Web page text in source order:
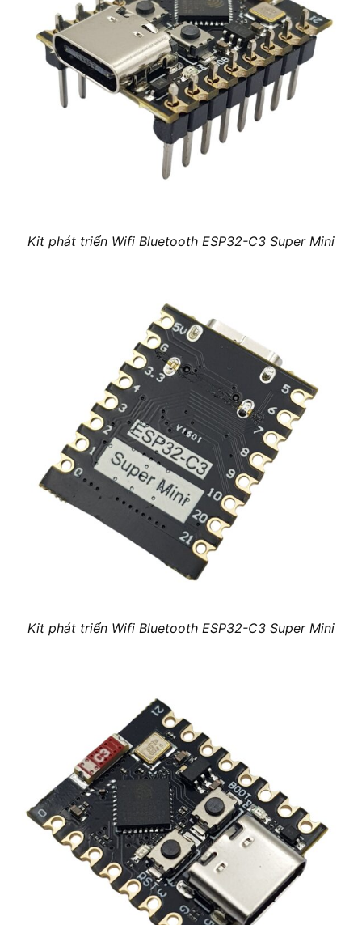
Kit phát triển Wifi Bluetooth ESP32-C3 Super Mini
Kit phát triển Wifi Bluetooth ESP32-C3 Super Mini